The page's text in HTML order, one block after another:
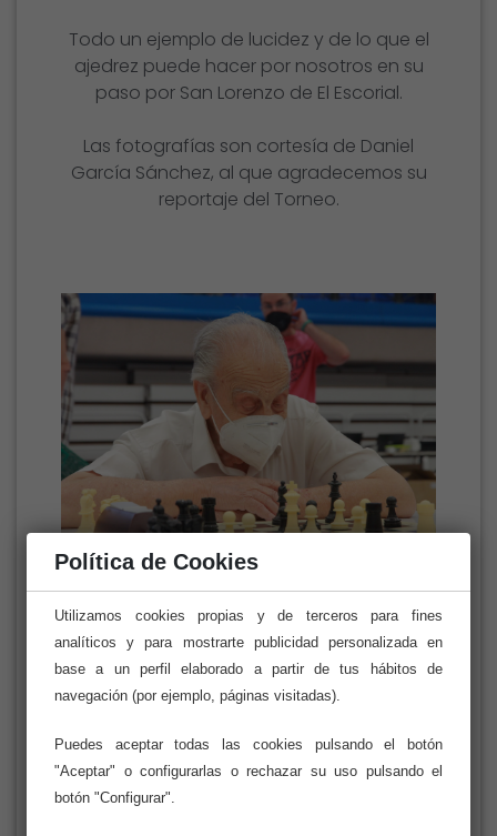
Todo un ejemplo de lucidez y de lo que el
ajedrez puede hacer por nosotros en su
paso por San Lorenzo de El Escorial.
Las fotografías son cortesía de Daniel
García Sánchez, al que agradecemos su
reportaje del Torneo.
Política de Cookies
Utilizamos cookies propias y de terceros para fines
analíticos y para mostrarte publicidad personalizada en
base a un perfil elaborado a partir de tus hábitos de
navegación (por ejemplo, páginas visitadas).
Puedes aceptar todas las cookies pulsando el botón
"Aceptar" o configurarlas o rechazar su uso pulsando el
botón "Configurar".